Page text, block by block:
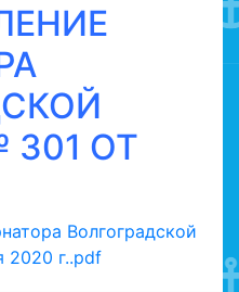
ОТ
Волгоградской
2020 г..pdf